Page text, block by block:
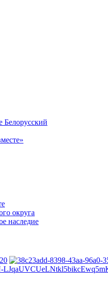
Белорусский
округа
наследие